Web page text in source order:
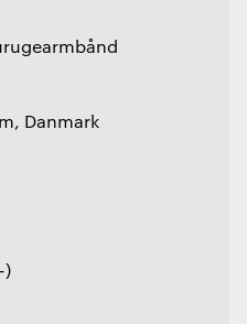
Danmark
)